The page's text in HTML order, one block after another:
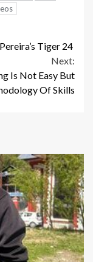
Tiger 24
Next:
Is Not Easy But
Of Skills